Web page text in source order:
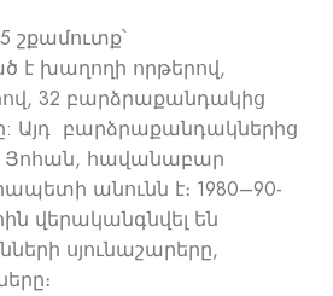
շքամուտք՝
է խաղողի որթերով,
32 բարձրաքանդակից
Այդ բարձրաքանդակներից
Յոհան, հավանաբար
անունն է։ 1980–90-
վերականգնվել են
սյունաշարերը,